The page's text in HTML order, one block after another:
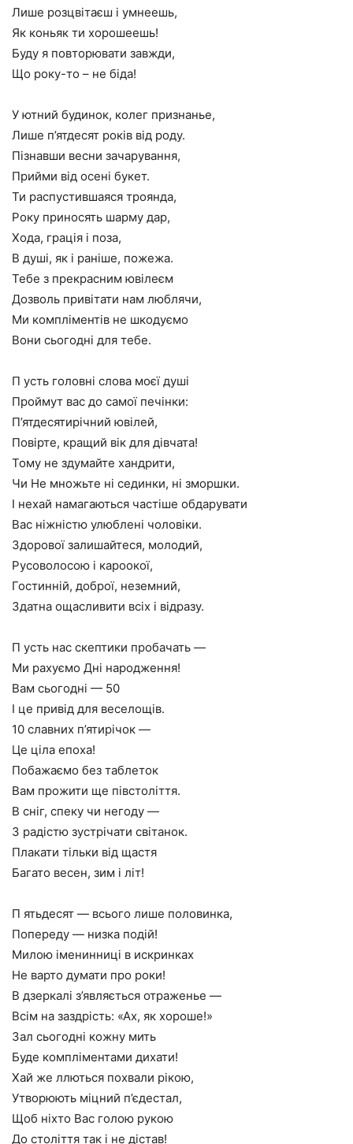
Лише розцвітаєш і умнеешь,
Як коньяк ти хорошеешь!
Буду я повторювати завжди,
Що року-то – не біда!
У ютний будинок, колег признанье,
Лише п’ятдесят років від роду.
Пізнавши весни зачарування,
Прийми від осені букет.
Ти распустившаяся троянда,
Року приносять шарму дар,
Хода, грація і поза,
В душі, як і раніше, пожежа.
Тебе з прекрасним ювілеєм
Дозволь привітати нам люблячи,
Ми компліментів не шкодуємо
Вони сьогодні для тебе.
П усть головні слова моєї душі
Проймут вас до самої печінки:
П’ятдесятирічний ювілей,
Повірте, кращий вік для дівчата!
Тому не здумайте хандрити,
Чи Не множьте ні сединки, ні зморшки.
І нехай намагаються частіше обдарувати
Вас ніжністю улюблені чоловіки.
Здорової залишайтеся, молодий,
Русоволосою і кароокої,
Гостинній, доброї, неземний,
Здатна ощасливити всіх і відразу.
П усть нас скептики пробачать —
Ми рахуємо Дні народження!
Вам сьогодні — 50
І це привід для веселощів.
10 славних п’ятирічок —
Це ціла епоха!
Побажаємо без таблеток
Вам прожити ще півстоліття.
В сніг, спеку чи негоду —
З радістю зустрічати світанок.
Плакати тільки від щастя
Багато весен, зим і літ!
П ятьдесят — всього лише половинка,
Попереду — низка подій!
Милою іменинниці в искринках
Не варто думати про роки!
В дзеркалі з’являється отраженье —
Всім на заздрість: «Ах, як хороше!»
Зал сьогодні кожну мить
Буде компліментами дихати!
Хай же ллються похвали рікою,
Утворюють міцний п’єдестал,
Щоб ніхто Вас голою рукою
До століття так і не дістав!